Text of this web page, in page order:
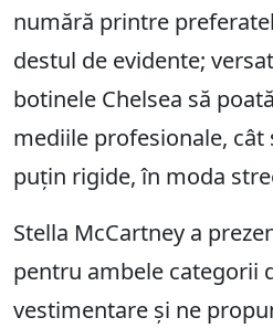
numără printre
destul de evidente;
botinele Chelsea să
mediile profesionale,
puțin rigide, în moda
Stella McCartney a
pentru ambele categorii
vestimentare și ne